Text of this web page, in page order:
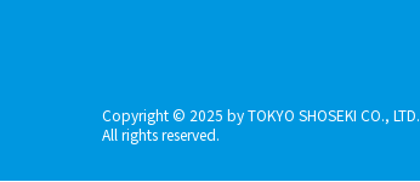
Copyright © 2025 by TOKYO SHOSEKI CO., LTD.
All rights reserved.